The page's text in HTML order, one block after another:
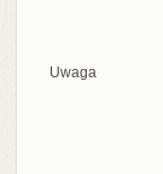
Uwaga